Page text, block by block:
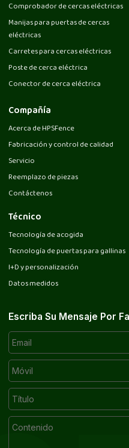
Comprobador de cercas eléctricas
Manijas para puertas de cercas
eléctricas
Carretes para cercas eléctricas
Poste de cerca eléctrica
Conector de cerca eléctrica
Compañía
Acerca de HPSFence
Fabricación y control de calidad
Servicio
Reemplazo de piezas
Contáctenos
Técnico
Tecnología de acogida
Tecnología de puertas para gallinas
I+D y personalización
Datos medidos
Escriba Su Mensaje Por